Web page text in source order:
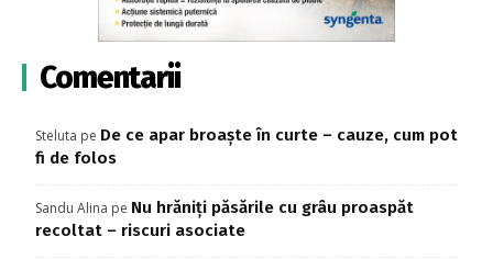
Comentarii
Steluta pe De ce apar broaște în curte – cauze, cum pot
fi de folos
Sandu Alina pe Nu hrăniți păsările cu grâu proaspăt
recoltat – riscuri asociate